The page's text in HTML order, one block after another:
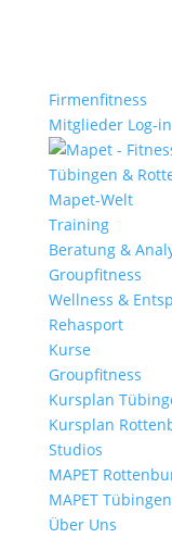
Firmenfitness
Mitglieder Log-in
Mapet-Welt
Training
Beratung &
Groupfitness
Wellness &
Rehasport
Kurse
Groupfitness
Kursplan
Kursplan
Studios
MAPET
MAPET Tübingen
Über Uns